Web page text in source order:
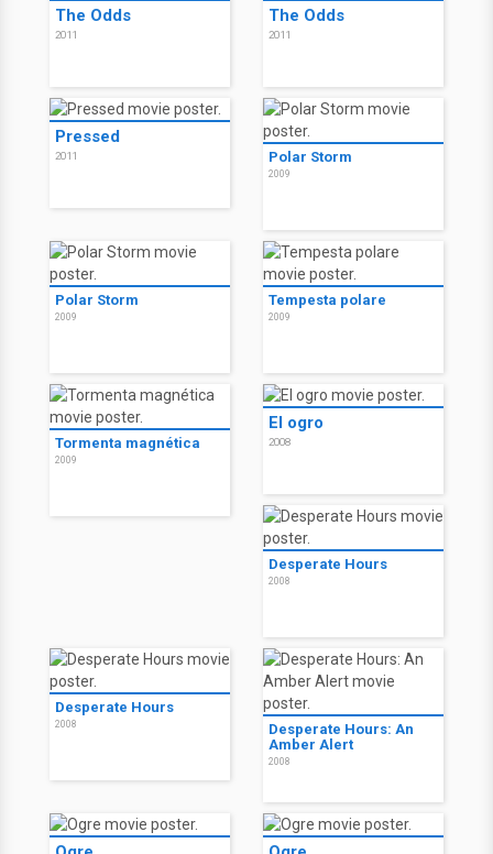
The Odds
2011
The Odds
2011
Pressed
2011 Polar Storm
2009
Polar Storm
2009
Tempesta polare
2009
Tormenta magnética
2009
El ogro
2008
Desperate Hours
2008
Desperate Hours
2008
Desperate Hours: An
Amber Alert
2008